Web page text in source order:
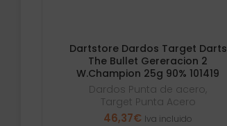
Dartstore Dardos Target Darts
The Bullet Gereracion 2
W.Champion 25g 90% 101419
Dardos Punta de acero,
Target Punta Acero
46,37€ Iva incluido